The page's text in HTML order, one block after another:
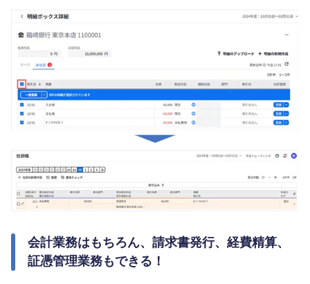
会計業務はもちろん、請求書発行、経費精算、
証憑管理業務もできる！